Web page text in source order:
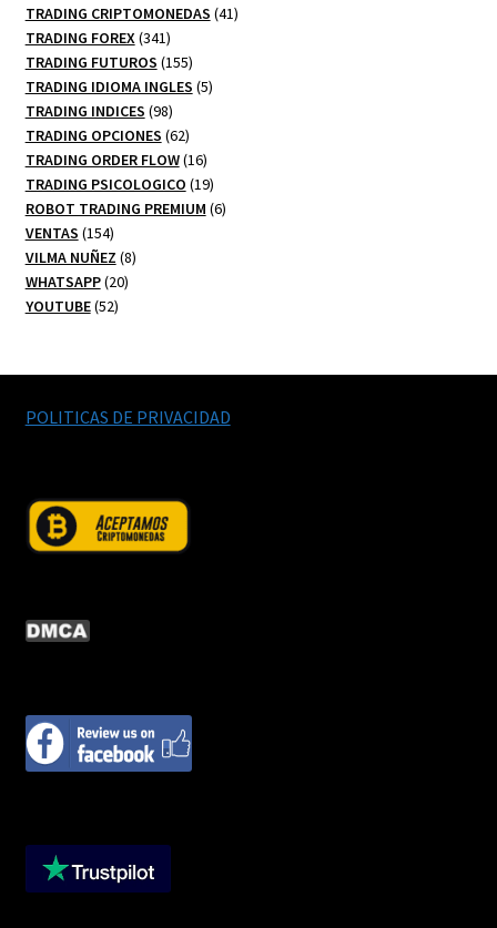
productos
TRADING CRIPTOMONEDAS 4141
TRADING FOREX 341341
productos
TRADING FUTUROS 155155
productos
TRADING IDIOMA INGLES 55
TRADING INDICES 9898
productos
TRADING OPCIONES 6262
productos
TRADING ORDER FLOW 1616
productos
TRADING PSICOLOGICO 1919
productos
ROBOT TRADING PREMIUM 66
VENTAS 154154
productos
VILMA NUÑEZ 88
WHATSAPP 2020
YOUTUBE 5252
POLITICAS DE PRIVACIDAD